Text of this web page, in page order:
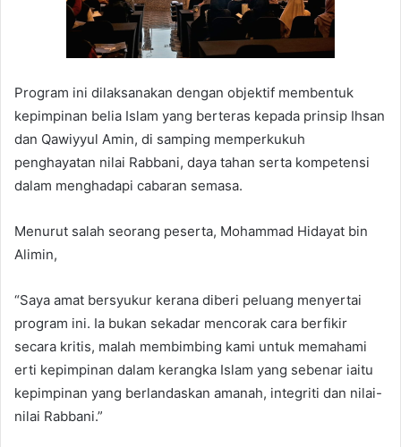
Program ini dilaksanakan dengan objektif membentuk
kepimpinan belia Islam yang berteras kepada prinsip Ihsan
dan Qawiyyul Amin, di samping memperkukuh
penghayatan nilai Rabbani, daya tahan serta kompetensi
dalam menghadapi cabaran semasa.
Menurut salah seorang peserta, Mohammad Hidayat bin
Alimin,
“Saya amat bersyukur kerana diberi peluang menyertai
program ini. Ia bukan sekadar mencorak cara berfikir
secara kritis, malah membimbing kami untuk memahami
erti kepimpinan dalam kerangka Islam yang sebenar iaitu
kepimpinan yang berlandaskan amanah, integriti dan nilai-
nilai Rabbani.”